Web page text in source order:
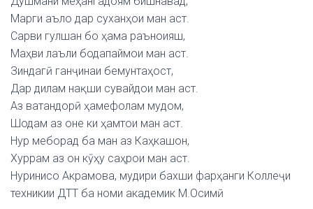
Марги аъло дар суханҳои ман аст.
Сарви гулшан бо ҳама раъноияш,
Маҳви лаъли бодапаймои ман аст.
Зиндагӣ ганҷинаи бемунтаҳост,
Дар дилам нақши сувайдои ман аст.
Аз ватандорӣ ҳамефолам мудом,
Шодам аз оне ки ҳамтои ман аст.
Нур меборад ба ман аз Каҳкашон,
Хуррам аз он кӯҳу саҳрои ман аст.
Нуринисо Акрамова, мудири бахши фарҳанги Коллеҷи
техникии ДТТ ба номи академик М.Осимӣ